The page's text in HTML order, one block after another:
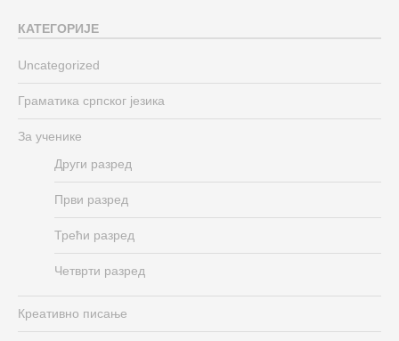
КАТЕГОРИЈЕ
Uncategorized
Граматика српског језика
За ученике
Други разред
Први разред
Трећи разред
Четврти разред
Креативно писање